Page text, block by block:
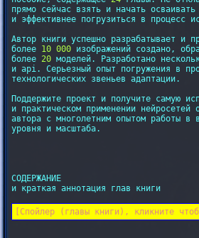
прямо сейчас взять и начать
и эффективнее погрузиться в процесс
Автор книги успешно разрабатывает и
более 10 000 изображений создано,
более 20 моделей. Разработано
и api. Серьезный опыт погружения в
технологических звеньев адаптации.
Поддержите проект и получите самую
и практическом применении нейросетей
автора с многолетним опытом работы в
уровня и масштаба.
СОДЕРЖАНИЕ
и краткая аннотация глав книги
[Спойлер (главы книги), кликните